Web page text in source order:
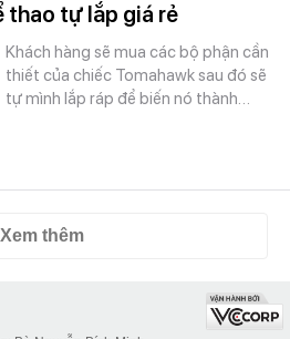
thao tự lắp giá rẻ
Khách hàng sẽ mua các bộ phận cần
thiết của chiếc Tomahawk sau đó sẽ
tự mình lắp ráp để biến nó thành…
Xem thêm